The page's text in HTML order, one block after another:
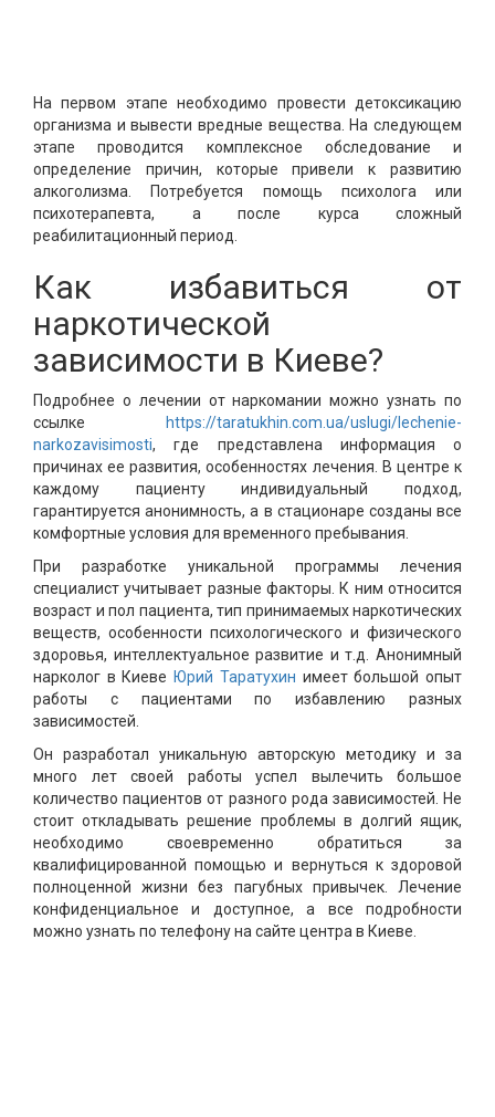
На первом этапе необходимо провести детоксикацию
организма и вывести вредные вещества. На следующем
этапе проводится комплексное обследование и
определение причин, которые привели к развитию
алкоголизма. Потребуется помощь психолога или
психотерапевта, а после курса сложный
реабилитационный период.
Как избавиться от
наркотической
зависимости в Киеве?
Подробнее о лечении от наркомании можно узнать по
ссылке
https://taratukhin.com.ua/uslugi/lechenie-
narkozavisimosti, где представлена информация о
причинах ее развития, особенностях лечения. В центре к
каждому пациенту индивидуальный подход,
гарантируется анонимность, а в стационаре созданы все
комфортные условия для временного пребывания.
При разработке уникальной программы лечения
специалист учитывает разные факторы. К ним относится
возраст и пол пациента, тип принимаемых наркотических
веществ, особенности психологического и физического
здоровья, интеллектуальное развитие и т.д. Анонимный
нарколог в Киеве Юрий Таратухин имеет большой опыт
работы с пациентами по избавлению разных
зависимостей.
Он разработал уникальную авторскую методику и за
много лет своей работы успел вылечить большое
количество пациентов от разного рода зависимостей. Не
стоит откладывать решение проблемы в долгий ящик,
необходимо своевременно обратиться за
квалифицированной помощью и вернуться к здоровой
полноценной жизни без пагубных привычек. Лечение
конфиденциальное и доступное, а все подробности
можно узнать по телефону на сайте центра в Киеве.